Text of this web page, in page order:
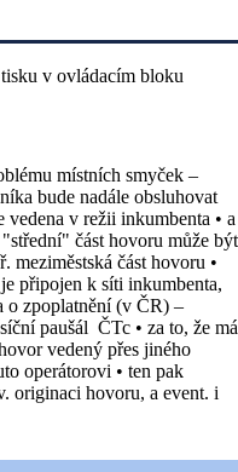
místních smyček –
bude nadále obsluhovat
v režii inkumbenta • a
část hovoru může být
meziměstská část hovoru •
připojen k síti inkumbenta,
o zpoplatnění (v ČR) –
paušál ČTc • za to, že má
vedený přes jiného
operátorovi • ten pak
originaci hovoru, a event. i